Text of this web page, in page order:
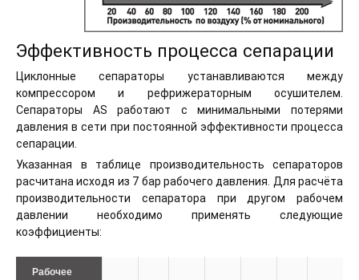
Эффективность процесса сепарации
Циклонные сепараторы устанавливаются между
компрессором и рефрижераторным осушителем.
Сепараторы AS работают с минимальными потерями
давления в сети при постоянной эффективности процесса
сепарации.
Указанная в таблице производительность сепараторов
расчитана исходя из 7 бар рабочего давления. Для расчёта
производительности сепаратора при другом рабочем
давлении необходимо применять следующие
коэффициенты:
Рабочее